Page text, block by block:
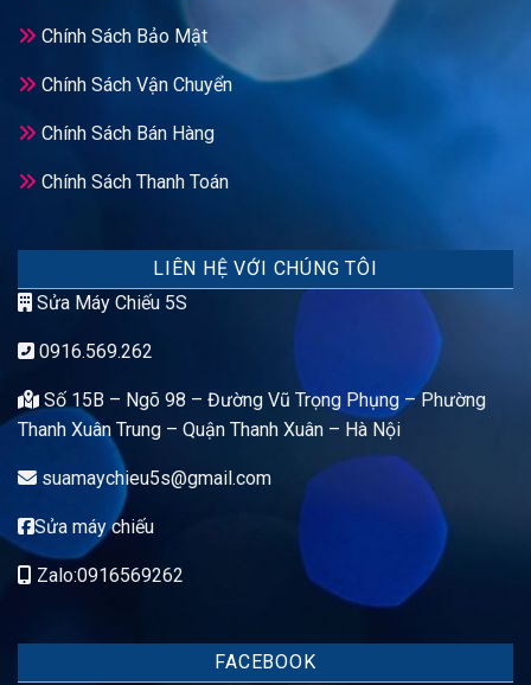
Chính Sách Bảo Mật
Chính Sách Vận Chuyển
Chính Sách Bán Hàng
Chính Sách Thanh Toán
LIÊN HỆ VỚI CHÚNG TÔI
Sửa Máy Chiếu 5S
0916.569.262
Số 15B – Ngõ 98 – Đường Vũ Trọng Phụng – Phường
Thanh Xuân Trung – Quận Thanh Xuân – Hà Nội
suamaychieu5s@gmail.com
Sửa máy chiếu
Zalo:0916569262
FACEBOOK